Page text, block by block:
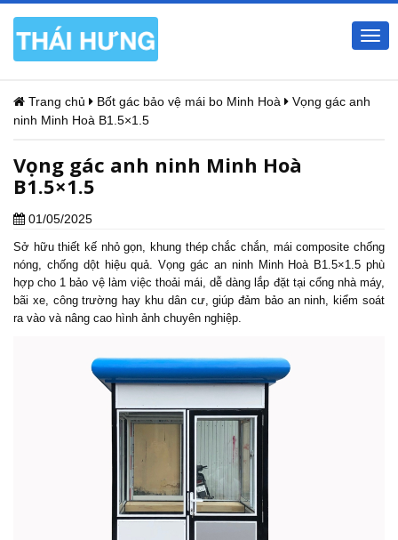
Trang chủ Bốt gác bảo vệ mái bo Minh Hoà
Vọng gác anh
ninh Minh Hoà B1.5×1.5
Vọng gác anh ninh Minh Hoà
B1.5×1.5
01/05/2025
Sở hữu thiết kế nhỏ gọn, khung thép chắc chắn, mái composite chống
nóng, chống dột hiệu quả.Vọng gác an ninhMinh Hoà B1.5×1.5 phù
hợp cho 1 bảo vệ làm việc thoải mái, dễ dàng lắp đặt tại cổng nhà máy,
bãi xe, công trường hay khu dân cư, giúp đảm bảo an ninh, kiểm soát
ra vào và nâng cao hình ảnh chuyên nghiệp.